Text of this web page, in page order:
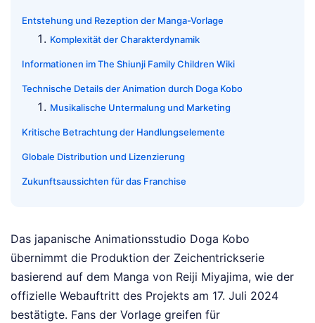
Entstehung und Rezeption der Manga-Vorlage
Komplexität der Charakterdynamik
Informationen im The Shiunji Family Children Wiki
Technische Details der Animation durch Doga Kobo
Musikalische Untermalung und Marketing
Kritische Betrachtung der Handlungselemente
Globale Distribution und Lizenzierung
Zukunftsaussichten für das Franchise
Das japanische Animationsstudio Doga Kobo
übernimmt die Produktion der Zeichentrickserie
basierend auf dem Manga von Reiji Miyajima, wie der
offizielle Webauftritt des Projekts am 17. Juli 2024
bestätigte. Fans der Vorlage greifen für